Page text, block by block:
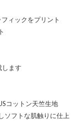
ィックをプリント
します
コットン天竺生地
ソフトな肌触りに仕上